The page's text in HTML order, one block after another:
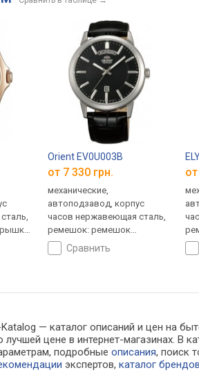
Orient EV0U003B
от 7 330 грн.
механические,
автоподзавод, корпус
часов нержавеющая сталь,
ремешок: ремешок
кожаный, WR 50, Япония
сравнить
Katalog — каталог описаний и цен на
лучшей цене в интернет-магазинах.
подробныеописания, поиск
экспертов,каталог брендов